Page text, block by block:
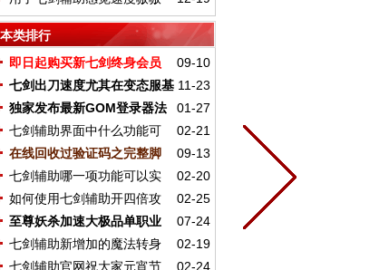
的-七剑菜鸟小三
本类排行
09-10
即日起购买新七剑终身会员
再送扫号脚本
11-23
七剑出刀速度尤其在变态服基
本上单挑处于无敌状态
01-27
独家发布最新GOM登录器法
道挂机打元宝功能展示图
02-21
七剑辅助界面中什么功能可
以预防暗杀
09-13
在线回收过验证码之完整脚
本编写
02-20
七剑辅助哪一项功能可以实
现暗杀的效果
02-25
如何使用七剑辅助开四倍攻
击
07-24
至尊妖杀加速大极品单职业
战士出刀不卡调法图文示例
02-19
七剑辅助新增加的魔法转身
功能有什么效果
02-24
七剑辅助官网祝大家元宵节